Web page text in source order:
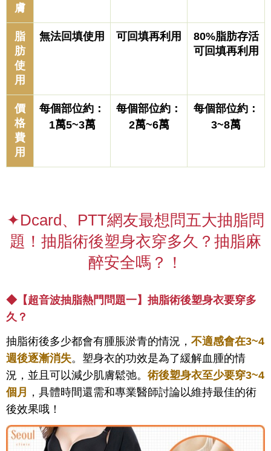
膚
脂
肪
使
用
無法回填使用 可回填再利用
80%脂肪存活
可回填再利用
價
格
費
用
每個部位約：
1萬5~3萬
每個部位約：
2萬~6萬
每個部位約：
3~8萬
✦Dcard、PTT網友最想問五大抽脂問
題！抽脂術後塑身衣穿多久？抽脂麻
醉安全嗎？！
◆【超音波抽脂熱門問題一】 抽脂術後塑身衣要穿多
久？
抽脂術後多少都會有腫脹淤青的情況， 不適感會在3~4
週後逐漸消失。塑身衣的功效是為了緩解血腫的情
況，並且可以減少肌膚鬆弛。 術後塑身衣至少要穿3~4
個月
，具體時間還需和專業醫師討論以維持最佳的術
後效果哦！